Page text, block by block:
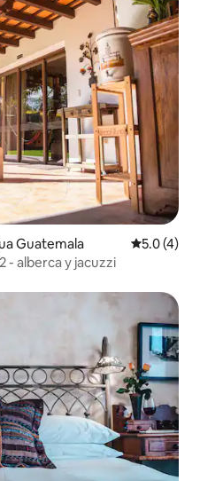
Guatemala
5.0 (4)
- alberca y jacuzzi